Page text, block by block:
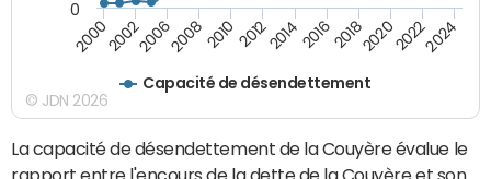
Capacité de désendettement
20002002200620082010 2012201420162018202020222024
0
© JDN 2026
La capacité de désendettement de la Couyère évalue le
rapport entre l'encours de la dette de la Couyère et son